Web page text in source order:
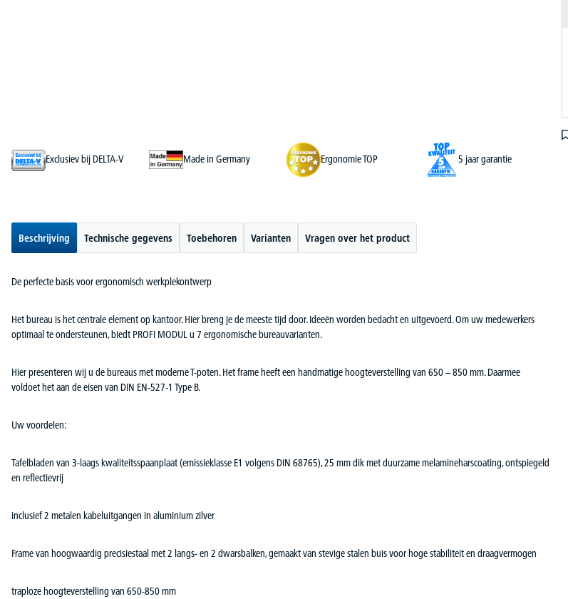
Exclusiev bij DELTA-V
Made in Germany Ergonomie TOP 5 jaar garantie
Beschrijving Technische gegevens Toebehoren Varianten Vragen over het product
De perfecte basis voor ergonomisch werkplekontwerp
Het bureau is het centrale element op kantoor. Hier breng je de meeste tijd door. Ideeën worden bedacht en uitgevoerd. Om uw medewerkers
optimaal te ondersteunen, biedt PROFI MODUL u 7 ergonomische bureauvarianten.
Hier presenteren wij u de bureaus met moderne T-poten. Het frame heeft een handmatige hoogteverstelling van 650 – 850 mm. Daarmee
voldoet het aan de eisen van DIN EN-527-1 Type B.
Uw voordelen:
Tafelbladen van 3-laags kwaliteitsspaanplaat (emissieklasse E1 volgens DIN 68765), 25 mm dik met duurzame melamineharscoating, ontspiegeld
en reflectievrij
inclusief 2 metalen kabeluitgangen in aluminium zilver
Frame van hoogwaardig precisiestaal met 2 langs- en 2 dwarsbalken, gemaakt van stevige stalen buis voor hoge stabiliteit en draagvermogen
traploze hoogteverstelling van 650-850 mm